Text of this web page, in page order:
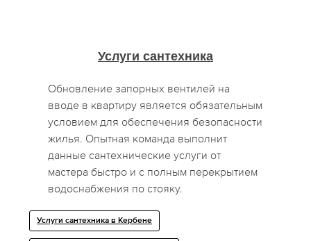
Услуги сантехника
Обновление запорных вентилей на
вводе в квартиру является обязательным
условием для обеспечения безопасности
жилья. Опытная команда выполнит
данные сантехнические услуги от
мастера быстро и с полным перекрытием
водоснабжения по стояку.
Услуги сантехника в Кербене